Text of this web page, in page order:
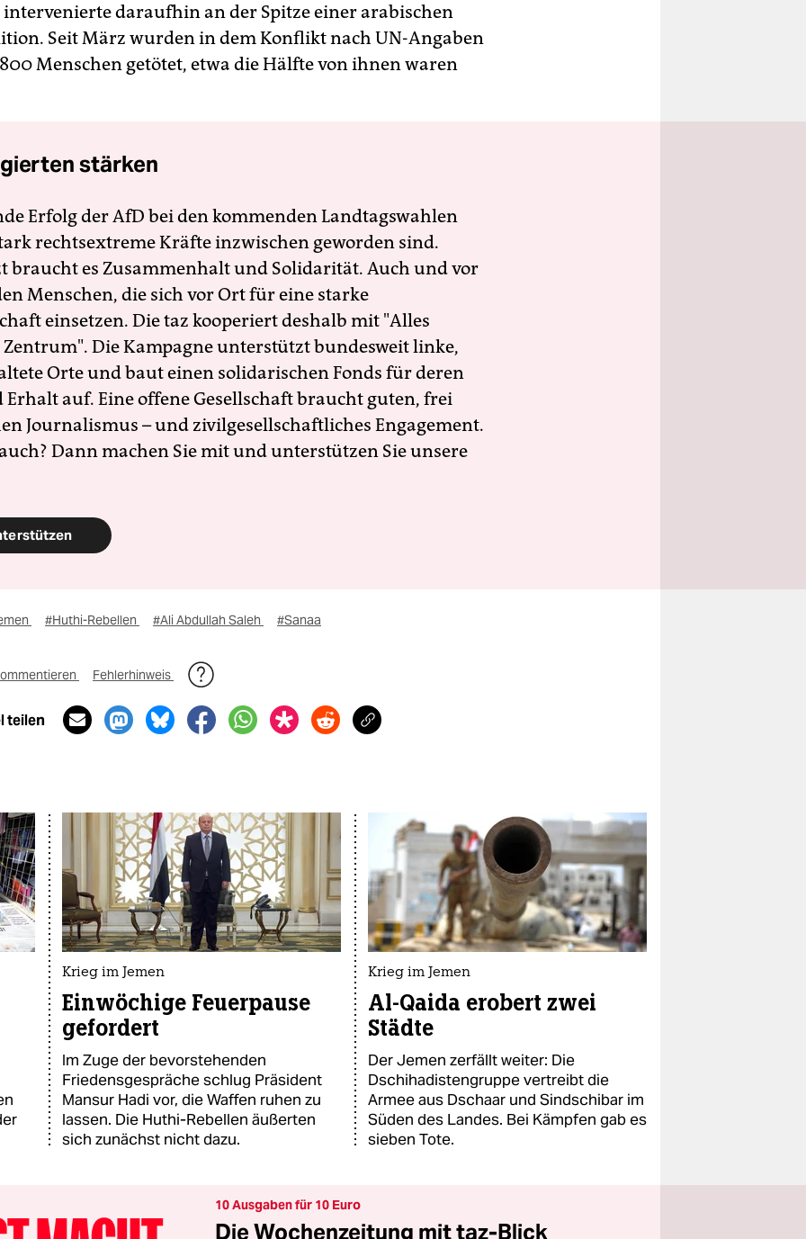
daraufhin an der Spitze einer arabischen
Seit März wurden in dem Konflikt nach UN-Angaben
Menschen getötet, etwa die Hälfte von ihnen waren
stärken
Erfolg der AfD bei den kommenden Landtagswahlen
rechtsextreme Kräfte inzwischen geworden sind.
braucht es Zusammenhalt und Solidarität. Auch und vor
Menschen, die sich vor Ort für eine starke
einsetzen. Die taz kooperiert deshalb mit "Alles
Die Kampagne unterstützt bundesweit linke,
Orte und baut einen solidarischen Fonds für deren
Erhalt auf. Eine offene Gesellschaft braucht guten, frei
Journalismus – und zivilgesellschaftliches Engagement.
Dann machen Sie mit und unterstützen Sie unsere
#Huthi-Rebellen #Ali Abdullah Saleh #Sanaa
Fehlerhinweis
teilen
Krieg im Jemen
Einwöchige Feuerpause
gefordert
Im Zuge der bevorstehenden
Friedensgespräche schlug Präsident
Mansur Hadi vor, die Waffen ruhen zu
lassen. Die Huthi-Rebellen äußerten
sich zunächst nicht dazu.
Krieg im Jemen
Al-Qaida erobert zwei
Städte
Der Jemen zerfällt weiter: Die
Dschihadistengruppe vertreibt die
Armee aus Dschaar und Sindschibar im
Süden des Landes. Bei Kämpfen gab es
sieben Tote.
10 Ausgaben für 10 Euro
Die Wochenzeitung mit taz-Blick